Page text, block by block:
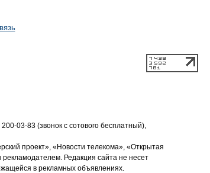
03-83 (звонок с сотового бесплатный),
проект», «Новости телекома», «Открытая
Редакция сайта не несет
в рекламных объявлениях.